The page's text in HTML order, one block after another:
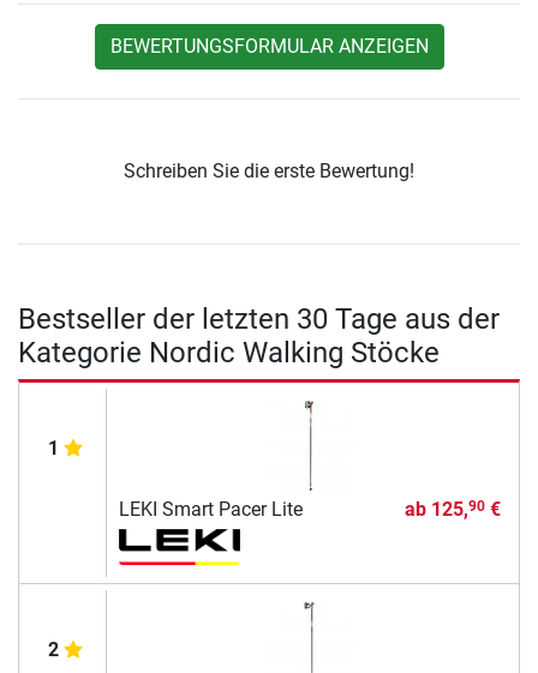
BEWERTUNGSFORMULAR ANZEIGEN
Schreiben Sie die erste Bewertung!
Bestseller der letzten 30 Tage aus der
Kategorie Nordic Walking Stöcke
1
LEKI Smart Pacer Lite ab 125,90€
2